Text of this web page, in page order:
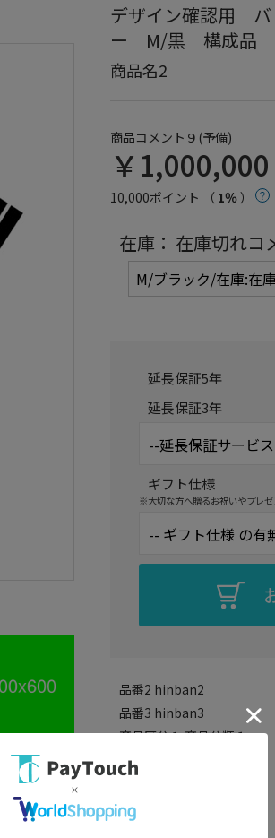
デザイン確認用 バ
ー M/黒 構成品
商品名2
商品コメント９(予備)
￥1,000,000
10,000ポイント （ 1％）
品番2 hinban2
品番3 hinban3
商品区分１商品分類１
商品区分２
商品属性２
在庫： 在庫切れコ
延長保証5年
延長保証3年
ギフト仕様
※大切な方へ贈るお祝いやプレ